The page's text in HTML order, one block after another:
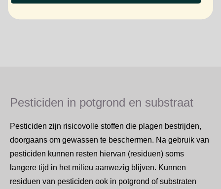
Pesticiden in potgrond en substraat
Pesticiden zijn risicovolle stoffen die plagen bestrijden,
doorgaans om gewassen te beschermen. Na gebruik van
pesticiden kunnen resten hiervan (residuen) soms
langere tijd in het milieu aanwezig blijven. Kunnen
residuen van pesticiden ook in potgrond of substraten